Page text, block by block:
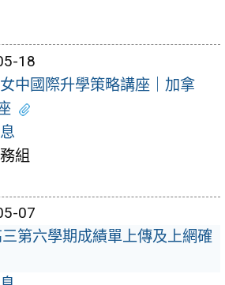
18
女中國際升學策略講座｜加拿
組
07
第六學期成績單上傳及上網確